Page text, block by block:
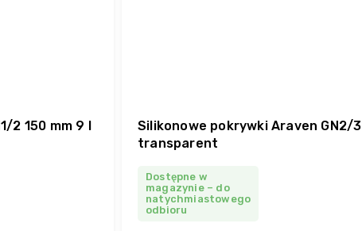
2 150 mm 9 l
Silikonowe pokrywki Araven GN2/3
transparent
Dostępne w
magazynie – do
natychmiastowego
odbioru